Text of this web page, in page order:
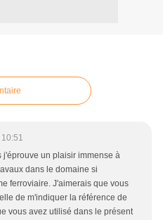
j'éprouve un plaisir immense à
dans le domaine si
ferroviaire. J'aimerais que vous
de m'indiquer la référence de
vous avez utilisé dans le présent